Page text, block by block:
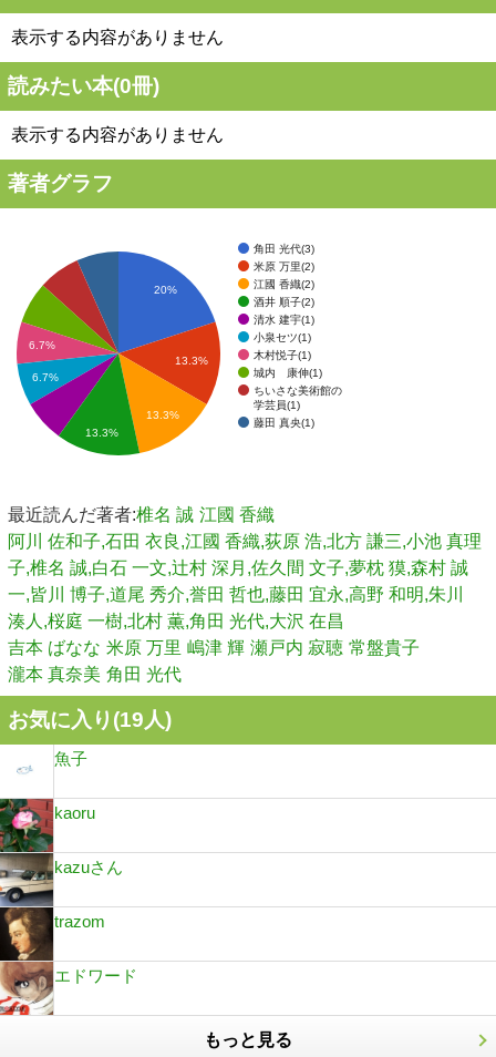
表示する内容がありません
読みたい本(0冊)
表示する内容がありません
著者グラフ
角田 光代(3)
米原 万里(2)
江國 香織(2)
酒井 順子(2)
清水 建宇(1)
小泉セツ(1)
木村悦子(1)
城内 康伸(1)
ちいさな美術館の
学芸員(1)
藤田 真央(1)
20%
13.3%
13.3%
6.7%
6.7%
13.3%
最近読んだ著者:椎名 誠 江國 香織
阿川 佐和子,石田 衣良,江國 香織,荻原 浩,北方 謙三,小池 真理
子,椎名 誠,白石 一文,辻村 深月,佐久間 文子,夢枕 獏,森村 誠
一,皆川 博子,道尾 秀介,誉田 哲也,藤田 宜永,高野 和明,朱川
湊人,桜庭 一樹,北村 薫,角田 光代,大沢 在昌
吉本 ばなな 米原 万里 嶋津 輝 瀬戸内 寂聴 常盤貴子
瀧本 真奈美 角田 光代
お気に入り(19人)
魚子
kaoru
kazuさん
trazom
エドワード
もっと見る